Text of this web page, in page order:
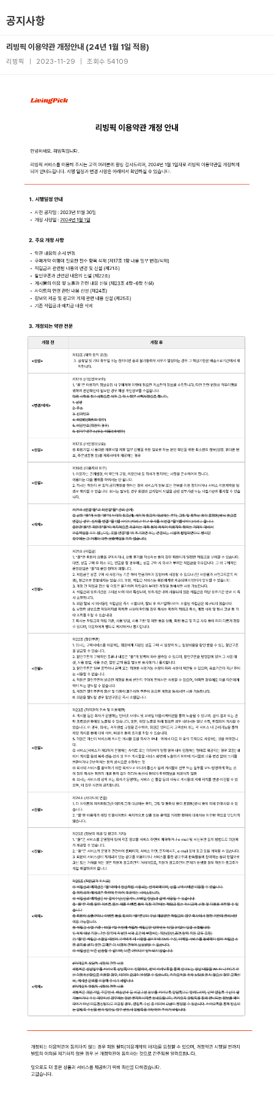
공지사항
리빙픽 이용약관 개정안내 (24년 1월 1일 적용)
리빙픽 2023-11-29 조회수 54109